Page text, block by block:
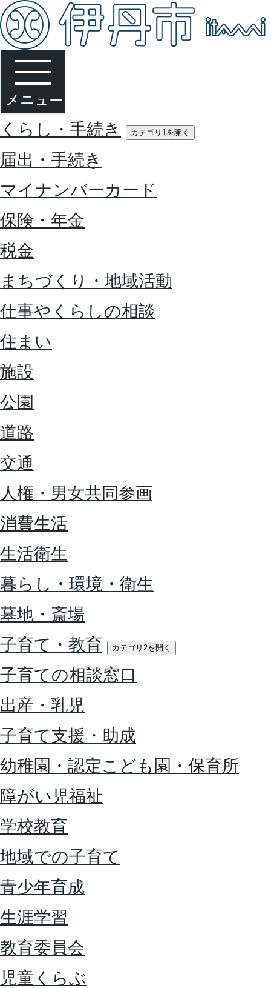
くらし・手続き カテゴリ1を開く
届出・手続き
マイナンバーカード
保険・年金
税金
まちづくり・地域活動
仕事やくらしの相談
住まい
施設
公園
道路
交通
人権・男女共同参画
消費生活
生活衛生
暮らし・環境・衛生
墓地・斎場
子育て・教育
カテゴリ2を開く
子育ての相談窓口
出産・乳児
子育て支援・助成
幼稚園・認定こども園・保育所
障がい児福祉
学校教育
地域での子育て
青少年育成
生涯学習
教育委員会
児童くらぶ